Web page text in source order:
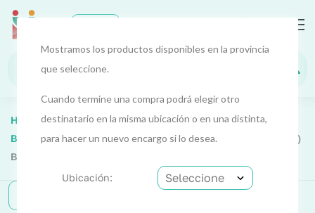
Mostramos los productos disponibles en la provincia
que seleccione.
Cuando termine una compra podrá elegir otro
destinatario en la misma ubicación o en una distinta,
para hacer un nuevo encargo si lo desea.
Ubicación:
Home Alimentos Y Bebidas
Alimentos 4
Bebidas Y Licores
Vino Rosal Terras Gauda (Rías Baixas)
Botella 75 Cl